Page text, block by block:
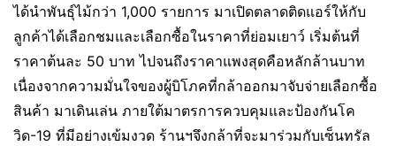
ได้นำพันธุ์ไม้กว่า 1,000 รายการ มาเปิดตลาดติดแอร์ให้กับ
ลูกค้าได้เลือกชมและเลือกซื้อในราคาที่ย่อมเยาว์ เริ่มต้นที่
ราคาต้นละ 50 บาท ไปจนถึงราคาแพงสุดคือหลักล้านบาท
เนื่องจากความมั่นใจของผู้บิโภคที่กล้าออกมาจับจ่ายเลือกซื้อ
สินค้า มาเดินเล่น ภายใต้มาตรการควบคุมและป้องกันโค
วิด-19 ที่มีอย่างเข้มงวด ร้านฯจึงกล้าที่จะมาร่วมกับเซ็นทรัล